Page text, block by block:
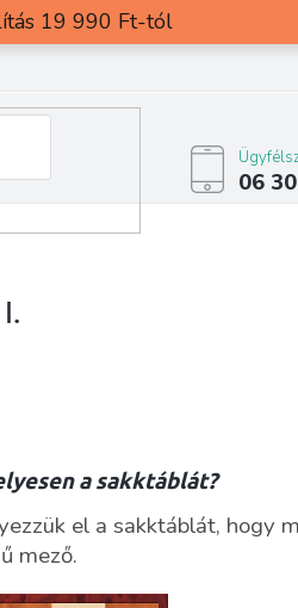
19 990 Ft-tól
06
a sakktáblát?
el a sakktáblát, hogy
mező.